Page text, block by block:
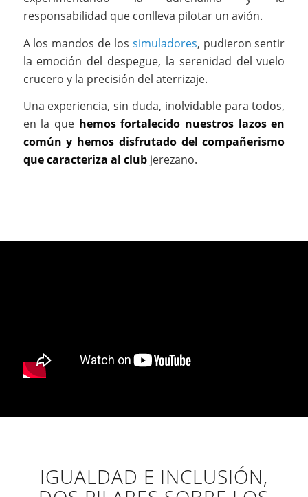
responsabilidad que conlleva pilotar un avión.
A los mandos de los simuladores, pudieron sentir
la emoción del despegue, la serenidad del vuelo
crucero y la precisión del aterrizaje.
Una experiencia, sin duda, inolvidable para todos,
en la que hemos fortalecido nuestros lazos en
común y hemos disfrutado del compañerismo
que caracteriza al clubjerezano.
IGUALDAD E INCLUSIÓN,